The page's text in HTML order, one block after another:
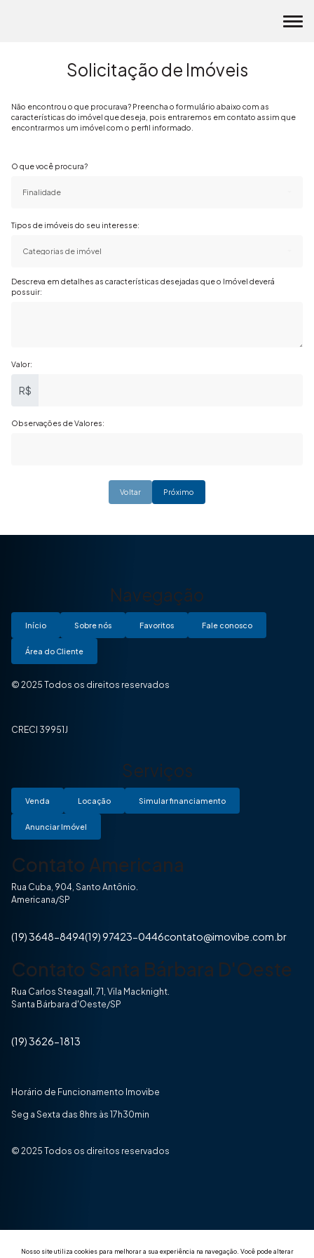
Nosso site utiliza cookies para melhorar a sua experiência na navegação. Você pode alterar
Solicitação de Imóveis
Não encontrou o que procurava? Preencha o formulário abaixo com as
características do imóvel que deseja, pois entraremos em contato assim que
encontrarmos um imóvel com o perfil informado.
O que você procura?
Finalidade
Tipos de imóveis do seu interesse:
Categorias de imóvel
Descreva em detalhes as características desejadas que o Imóvel deverá
possuir:
Valor:
R$
Observações de Valores:
Voltar Próximo
Navegação
Início Sobre nós Favoritos Fale conosco
Área do Cliente
© 2025 Todos os direitos reservados
CRECI 39951J
Serviços
Venda Locação Simular financiamento
Anunciar Imóvel
Contato Americana
Rua Cuba, 904, Santo Antônio.
Americana/SP
(19) 3648-8494(19) 97423-0446contato@imovibe.com.br
Contato Santa Bárbara D'Oeste
Rua Carlos Steagall, 71, Vila Macknight.
Santa Bárbara d'Oeste/SP
(19) 3626-1813
Horário de Funcionamento Imovibe
Seg a Sexta das 8hrs às 17h30min
© 2025 Todos os direitos reservados